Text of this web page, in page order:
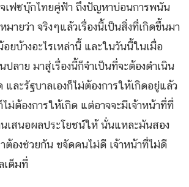
จเฟซบุ๊กไทยคู่ฟ้า ถึงปัญหาบ่อนการพนัน
มายว่า จริงๆแล้วเรื่องนี้เป็นสิ่งที่เกิดขึ้นมา
ยบ้างอะไรเหล่านี้ และในวันนี้ในเมื่อ
ลาย มาสู่เรื่องนี้ก็จำเป็นที่จะต้องดำเนิน
และรัฐบาลเองก็ไม่ต้องการให้เกิดอยู่แล้ว
ม่ต้องการให้เกิด แต่อาจจะมีเจ้าหน้าที่ที่
เสนอผลประโยชน์ให้ นั่นแหละมันสอง
ต้องช่วยกัน ขจัดคนไม่ดี เจ้าหน้าที่ไม่ดี
เต็มที่